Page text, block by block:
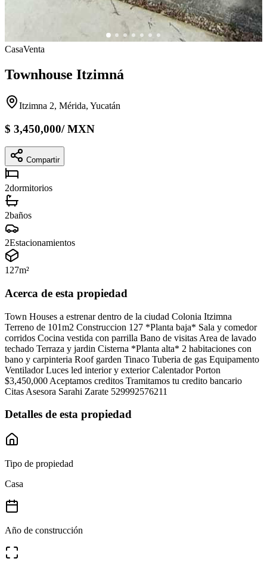
CasaVenta
Townhouse Itzimná
Itzimna 2, Mérida, Yucatán
$ 3,450,000/MXN
Compartir
2dormitorios
2baños
2Estacionamientos
127m²
Acerca de esta propiedad
Town Houses a estrenar dentro de la ciudad Colonia Itzimna
Terreno de 101m2 Construccion 127 *Planta baja* Sala y comedor
corridos Cocina vestida con parrilla Bano de visitas Area de lavado
techado Terraza y jardin Cisterna *Planta alta* 2 habitaciones con
bano y carpinteria Roof garden Tinaco Tuberia de gas Equipamento
Ventilador Luces led interior y exterior Calentador Porton
$3,450,000 Aceptamos creditos Tramitamos tu credito bancario
Citas Asesora Sarahi Zarate 529992576211
Detalles de esta propiedad
Tipo de propiedad
Casa
Año de construcción